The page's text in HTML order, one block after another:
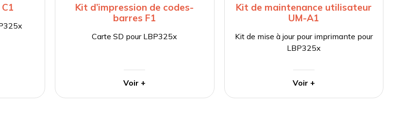
Kit d’impression de codes-
barres F1
Carte SD pour LBP325x
Voir +
Kit de maintenance utilisateur
UM-A1
Kit de mise à jour pour imprimante pour
LBP325x
Voir +